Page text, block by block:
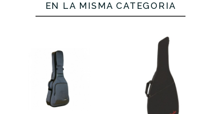
MUSIC
PRO-DA-
Guitarra
acústica
MUSIC
MUSIC
acústica
MUSIC
FDA-DA-
Guitarra
acústica
99,00 €
EN LA MISMA CATEGORÍA